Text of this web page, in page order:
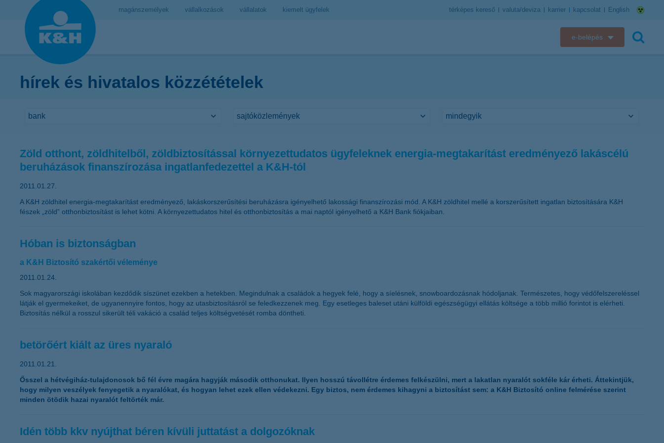
magánszemélyek vállalkozások vállalatok kiemelt ügyfelek térképes kereső valuta/deviza karrier kapcsolat English
e-belépés
K&H Biztosító ügyfélportál
hírek és hivatalos közzétételek
Zöld otthont, zöldhitelből, zöldbiztosítással környezettudatos ügyfeleknek energia-megtakarítást eredményező lakáscélú
beruházások finanszírozása ingatlanfedezettel a K&H-tól
2011.01.27.
A K&H zöldhitel energia-megtakarítást eredményező, lakáskorszerűsítési beruházásra igényelhető lakossági finanszírozási mód. A K&H zöldhitel mellé a korszerűsített ingatlan biztosítására K&H
fészek „zöld” otthonbiztosítást is lehet kötni. A környezettudatos hitel és otthonbiztosítás a mai naptól igényelhető a K&H Bank fiókjaiban.
Hóban is biztonságban
a K&H Biztosító szakértői véleménye
2011.01.24.
Sok magyarországi iskolában kezdődik síszünet ezekben a hetekben. Megindulnak a családok a hegyek felé, hogy a síelésnek, snowboardozásnak hódoljanak. Természetes, hogy védőfelszereléssel
látják el gyermekeiket, de ugyanennyire fontos, hogy az utasbiztosításról se feledkezzenek meg. Egy esetleges baleset utáni külföldi egészségügyi ellátás költsége a több millió forintot is elérheti.
Biztosítás nélkül a rosszul sikerült téli vakáció a család teljes költségvetését romba döntheti.
betörőért kiált az üres nyaraló
2011.01.21.
Ősszel a hétvégiház-tulajdonosok bő fél évre magára hagyják második otthonukat. Ilyen hosszú távollétre érdemes felkészülni, mert a lakatlan nyaralót sokféle kár érheti. Áttekintjük,
hogy milyen veszélyek fenyegetik a nyaralókat, és hogyan lehet ezek ellen védekezni. Egy biztos, nem érdemes kihagyni a biztosítást sem: a K&H Biztosító online felmérése szerint
minden ötödik hazai nyaralót feltörték már.
Idén több kkv nyújthat béren kívüli juttatást a dolgozóknak